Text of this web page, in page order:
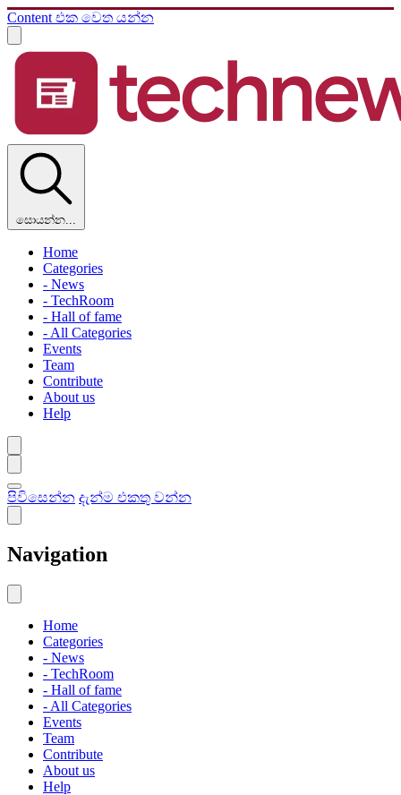
Content එක වෙත යන්න
සොයන්න...
Home
Categories
- News
- TechRoom
- Hall of fame
- All Categories
Events
Team
Contribute
About us
Help
පිවිසෙන්න දැන්ම එකතු වන්න
Navigation
Home
Categories
- News
- TechRoom
- Hall of fame
- All Categories
Events
Team
Contribute
About us
Help